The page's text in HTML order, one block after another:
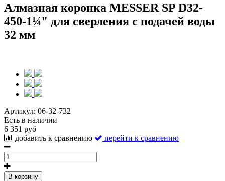
Алмазная коронка MESSER SP D32-
450-1¼" для сверления с подачей воды
32 мм
Артикул: 06-32-732
Есть в наличии
6 351 руб
добавить к сравнению
перейти к сравнению
В корзину